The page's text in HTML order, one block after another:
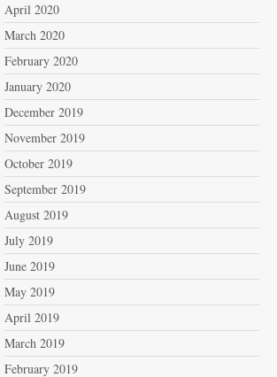
April 2020
March 2020
February 2020
January 2020
December 2019
November 2019
October 2019
September 2019
August 2019
July 2019
June 2019
May 2019
April 2019
March 2019
February 2019